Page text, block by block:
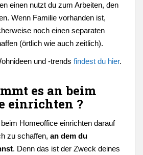
einen nutzt du zum Arbeiten, den
Wenn Familie vorhanden ist,
noch einen separaten
(örtlich wie auch zeitlich).
und -trends findest du hier.
es an beim
einrichten ?
Homeoffice einrichten darauf
zu schaffen, an dem du
. Denn das ist der Zweck deines